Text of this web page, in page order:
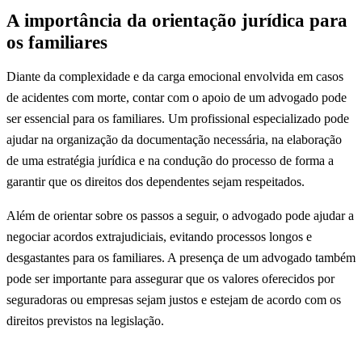
A importância da orientação jurídica para
os familiares
Diante da complexidade e da carga emocional envolvida em casos
de acidentes com morte, contar com o apoio de um advogado pode
ser essencial para os familiares. Um profissional especializado pode
ajudar na organização da documentação necessária, na elaboração
de uma estratégia jurídica e na condução do processo de forma a
garantir que os direitos dos dependentes sejam respeitados.
Além de orientar sobre os passos a seguir, o advogado pode ajudar a
negociar acordos extrajudiciais, evitando processos longos e
desgastantes para os familiares. A presença de um advogado também
pode ser importante para assegurar que os valores oferecidos por
seguradoras ou empresas sejam justos e estejam de acordo com os
direitos previstos na legislação.